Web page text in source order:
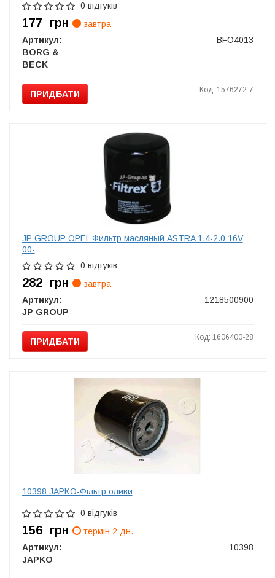
0 відгуків
177 грн
завтра
Артикул:
BFO4013
BORG &
BECK
ПРИДБАТИ Код: 1576272-7
JP GROUP OPEL Фильтр масляный ASTRA 1.4-2.0 16V
00-
0 відгуків
282 грн
завтра
Артикул:
1218500900
JP GROUP
ПРИДБАТИ Код: 1606400-28
10398 JAPKO-Фільтр оливи
0 відгуків
156 грн
термін 2 дн.
Артикул:
10398
JAPKO